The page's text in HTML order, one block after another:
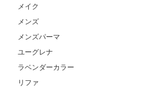
メイク
メンズ
メンズパーマ
ユーグレナ
ラベンダーカラー
リファ